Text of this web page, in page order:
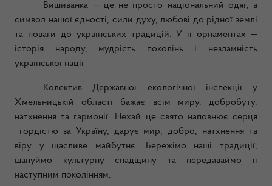
Вишиванка — це не просто національний одяг, а
символ нашої єдності, сили духу, любові до рідної землі
та поваги до українських традицій. У її орнаментах —
історія народу, мудрість поколінь і незламність
української нації
Колектив Державної екологічної інспекції у
Хмельницькій області бажає всім миру, добробуту,
натхнення та гармонії. Нехай це свято наповнює серця
гордістю за Україну, дарує мир, добро, натхнення та
віру у щасливе майбутнє. Бережімо наші традиції,
шануймо культурну спадщину та передаваймо її
наступним поколінням.